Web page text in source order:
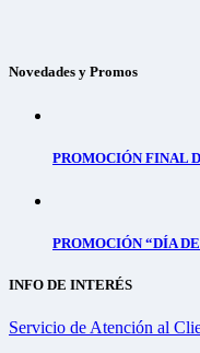
Novedades y Promos
PROMOCIÓN FINAL
PROMOCIÓN “DÍA
INFO DE INTERÉS
Servicio de Atención al